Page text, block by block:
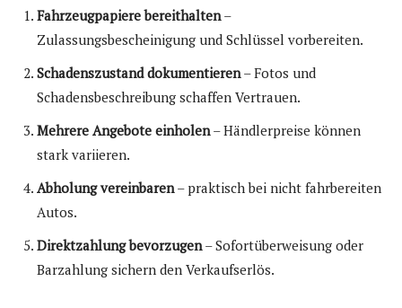
Fahrzeugpapiere bereithalten–
Zulassungsbescheinigung und Schlüssel vorbereiten.
Schadenszustand dokumentieren– Fotos und
Schadensbeschreibung schaffen Vertrauen.
Mehrere Angebote einholen– Händlerpreise können
stark variieren.
Abholung vereinbaren– praktisch bei nicht fahrbereiten
Autos.
Direktzahlung bevorzugen– Sofortüberweisung oder
Barzahlung sichern den Verkaufserlös.